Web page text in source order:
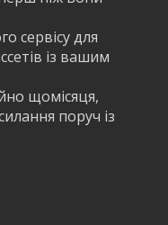
сервісу для
із вашим
щомісяця,
поруч із